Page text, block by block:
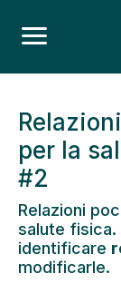
per la
#2
Relazioni
salute fisica.
identificare
modificarle.